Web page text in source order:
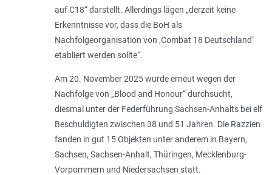
auf C18“ darstellt. Allerdings lägen „derzeit keine
Erkenntnisse vor, dass die BoH als
Nachfolgeorganisation von ‚Combat 18 Deutschland‘
etabliert werden sollte“.
Am 20. November 2025 wurde erneut wegen der
Nachfolge von „Blood and Honour“ durchsucht,
diesmal unter der Federführung Sachsen-Anhalts bei elf
Beschuldigten zwischen 38 und 51 Jahren. Die Razzien
fanden in gut 15 Objekten unter anderem in Bayern,
Sachsen, Sachsen-Anhalt, Thüringen, Mecklenburg-
Vorpommern und Niedersachsen statt.